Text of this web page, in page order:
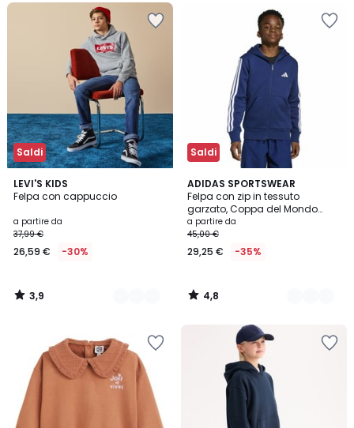
Saldi
LEVI'S KIDS
Felpa con cappuccio
a partire da
37,99 €
26,59 € -30%
3,9
/ 5
2
Colori
3,9
/
Saldi
ADIDAS SPORTSWEAR
Felpa con zip in tessuto
garzato, Coppa del Mondo
2026
a partire da
45,00 €
29,25 € -35%
4,8
/ 5
2
Colori
4,8
/